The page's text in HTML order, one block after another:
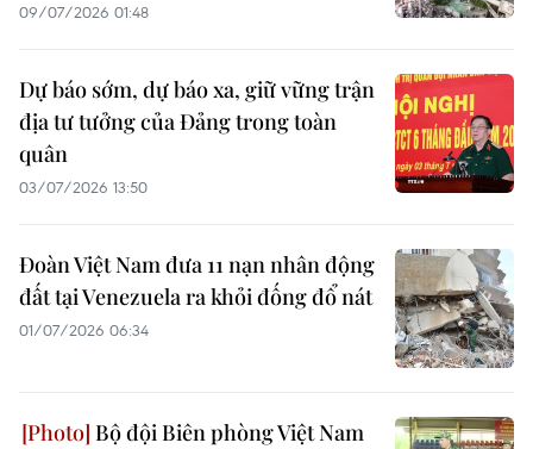
09/07/2026 01:48
Dự báo sớm, dự báo xa, giữ vững trận
địa tư tưởng của Đảng trong toàn
quân
03/07/2026 13:50
Đoàn Việt Nam đưa 11 nạn nhân động
đất tại Venezuela ra khỏi đống đổ nát
01/07/2026 06:34
Bộ đội Biên phòng Việt Nam